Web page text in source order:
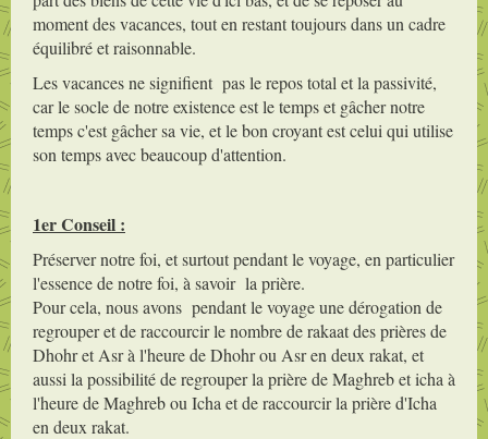
moment des vacances, tout en restant toujours dans un cadre
équilibré et raisonnable.
Les vacances ne signifient pas le repos total et la passivité,
car le socle de notre existence est le temps et gâcher notre
temps c'est gâcher sa vie, et le bon croyant est celui qui utilise
son temps avec beaucoup d'attention.
1er Conseil :
Préserver notre foi, et surtout pendant le voyage, en particulier
l'essence de notre foi, à savoir la prière.
Pour cela, nous avons pendant le voyage une dérogation de
regrouper et de raccourcir le nombre de rakaat des prières de
Dhohr et Asr à l'heure de Dhohr ou Asr en deux rakat, et
aussi la possibilité de regrouper la prière de Maghreb et icha à
l'heure de Maghreb ou Icha et de raccourcir la prière d'Icha
en deux rakat.